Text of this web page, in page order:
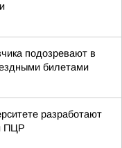
подозревают в
билетами
разработают
ПЦР